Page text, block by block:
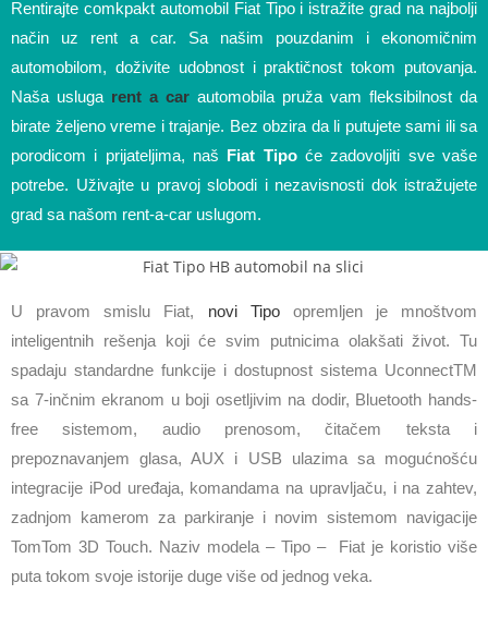
Rentirajte comkpakt automobil Fiat Tipo i istražite grad na najbolji
način uz rent a car. Sa našim pouzdanim i ekonomičnim
automobilom, doživite udobnost i praktičnost tokom putovanja.
Naša usluga rent a car automobila pruža vam fleksibilnost da
birate željeno vreme i trajanje. Bez obzira da li putujete sami ili sa
porodicom i prijateljima, naš Fiat Tipoće zadovoljiti sve vaše
potrebe. Uživajte u pravoj slobodi i nezavisnosti dok istražujete
grad sa našom rent-a-car uslugom.
U pravom smislu Fiat, novi Tipoopremljen je mnoštvom
inteligentnih rešenja koji će svim putnicima olakšati život. Tu
spadaju standardne funkcije i dostupnost sistema UconnectTM
sa 7-inčnim ekranom u boji osetljivim na dodir, Bluetooth hands-
free sistemom, audio prenosom, čitačem teksta i
prepoznavanjem glasa, AUX i USB ulazima sa mogućnošću
integracije iPod uređaja, komandama na upravljaču, i na zahtev,
zadnjom kamerom za parkiranje i novim sistemom navigacije
TomTom 3D Touch. Naziv modela – Tipo – Fiat je koristio više
puta tokom svoje istorije duge više od jednog veka.